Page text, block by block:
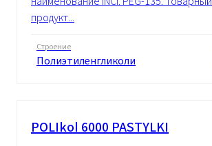
продукт...
Строение
Полиэтиленгликоли
POLIkol 6000 PASTYLKI